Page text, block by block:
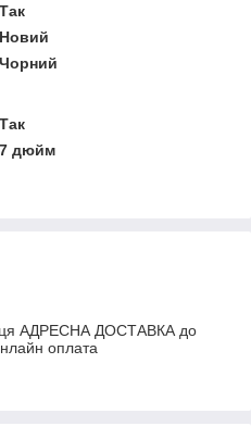
Так
Новий
Чорний
Так
7 дюйм
АДРЕСНА ДОСТАВКА до
оплата